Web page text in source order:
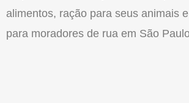
alimentos, ração para seus animais
para moradores de rua em São